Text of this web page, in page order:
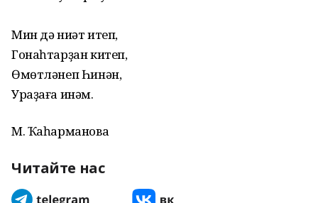
Мин дә ниәт итеп,
Гонаһтарҙан китеп,
Өмөтләнеп Һинән,
Ураҙаға инәм.
М. Ҡаһарманова
Читайте нас